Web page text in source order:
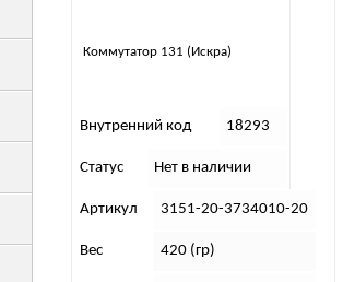
Коммутатор 131 (Искра)
Внутренний код 18293
Статус Нет в наличии
Артикул 3151-20-3734010-20
Вес 420 (гр)